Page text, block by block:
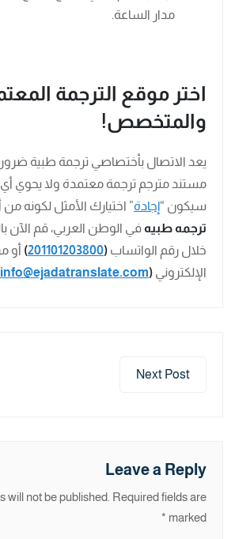
مدار الساعة.
اختر موقع الترجمة
والمتخصص!
يعد الاتصال بأختصاصي ترجمة طبية
مستند مترجم ترجمة معتمدة ولا يحوي
سيكون “إجادة” اختيارك الأمثل لكونه
ترجمه طبيه في الوطن العربي، قم الآن
خلال رقم الواتساب (
201101203800
) أو
الإلكتروني (
info@ejadatranslate.com
Next Post
Leave a Reply
will not be published. Required fields are
marked
*